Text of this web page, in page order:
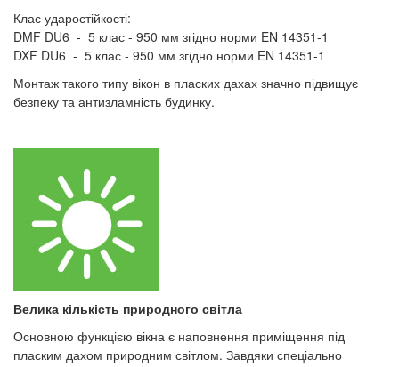
Клас ударостійкості:
DMF DU6 - 5 клас - 950 мм згідно норми EN 14351-1
DXF DU6 - 5 клас - 950 мм згідно норми EN 14351-1
Монтаж такого типу вікон в пласких дахах значно підвищує
безпеку та антизламність будинку.
Велика кількість природного світла
Основною функцією вікна є наповнення приміщення під
пласким дахом природним світлом. Завдяки спеціально